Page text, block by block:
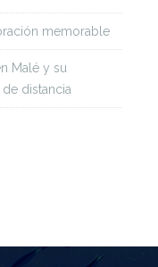
memorable
Malé y su
distancia